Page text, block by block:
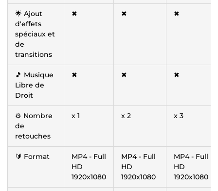
🌟 Ajout
d'effets
spéciaux et
de
transitions
✖ ✖ ✖
🎵 Musique
Libre de
Droit
✖ ✖ ✖
⚙️ Nombre
de
retouches
x 1 x 2 x 3
🔰 Format
MP4 - Full
HD
1920x1080
MP4 - Full
HD
1920x1080
MP4 - Full
HD
1920x1080